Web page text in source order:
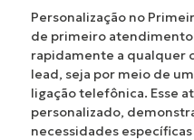
Personalização no
de primeiro
rapidamente a qualquer
lead, seja por meio de
ligação telefônica. Esse
personalizado,
necessidades